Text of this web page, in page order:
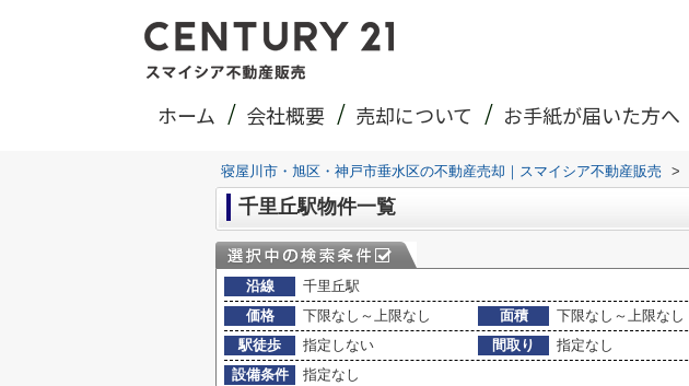
ホーム 会社概要 売却について お手紙が届いた方へ
寝屋川市・旭区・神戸市垂水区の不動産売却｜スマイシア不動産販売 >
千里丘駅物件一覧
沿線
千里丘駅
価格
下限なし～上限なし 面積 下限なし～上限なし
駅徒歩
指定しない 間取り
指定なし
設備条件
指定なし